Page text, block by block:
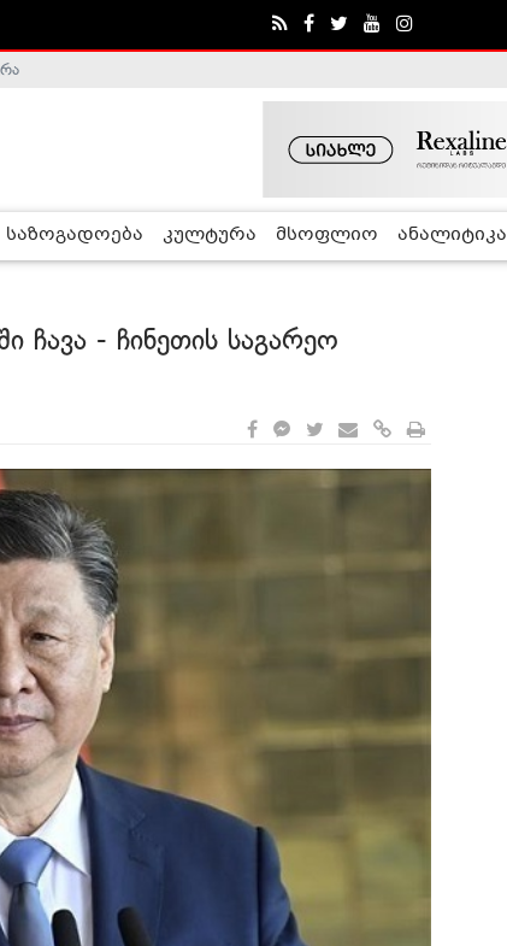
კომისია
საზოგადოება კულტურა მსოფლიო ანალიტიკა
ჩავა - ჩინეთის საგარეო